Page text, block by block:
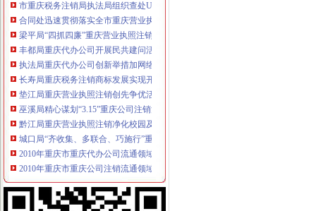
合同处迅速贯彻落实全市重庆营业执照注销工商行政管理会议精
梁平局“四抓四廉”重庆营业执照注销加春节期间廉政建设
丰都局重庆代办公司开展民共建问活动
执法局重庆代办公司创新举措加网络违法案件查办
长寿局重庆税务注销商标发展实现开门红
垫江局重庆营业执照注销创先争优活动呈现五大点
巫溪局精心谋划“3.15”重庆公司注销活动
黔江局重庆营业执照注销净化校园及周边环境
城口局“齐收集、多联合、巧施行”重庆营业执照注销谋划“3.15”活动
2010年重庆市重庆代办公司流通领域电热毯质量监测况
2010年重庆市重庆公司注销流通领域插头插座质量监测况
沈金副局重庆分公司注销长对北碚局工作提出五点要求
市微企办、重庆税务注销市教委组织召开在校大创办微企座谈会
市重庆税务注销局机关全力帮扶铁峰乡留守儿童